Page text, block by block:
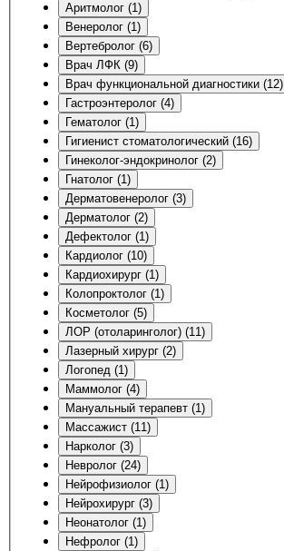
Аритмолог (1)
Венеролог (1)
Вертебролог (6)
Врач ЛФК (9)
Врач функциональной диагностики (12)
Гастроэнтеролог (4)
Гематолог (1)
Гигиенист стоматологический (16)
Гинеколог-эндокринолог (2)
Гнатолог (1)
Дерматовенеролог (3)
Дерматолог (2)
Дефектолог (1)
Кардиолог (10)
Кардиохирург (1)
Колопроктолог (1)
Косметолог (5)
ЛОР (отоларинголог) (11)
Лазерный хирург (2)
Логопед (1)
Маммолог (4)
Мануальный терапевт (1)
Массажист (11)
Нарколог (3)
Невролог (24)
Нейрофизиолог (1)
Нейрохирург (3)
Неонатолог (1)
Нефролог (1)